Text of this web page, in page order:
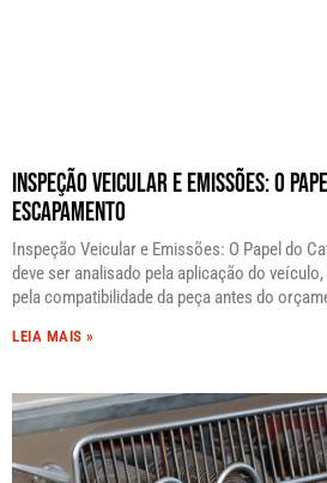
Inspeção Veicular e Emissões: O
Escapamento
Inspeção Veicular e Emissões: O Papel do
deve ser analisado pela aplicação do
pela compatibilidade da peça antes do
LEIA MAIS »